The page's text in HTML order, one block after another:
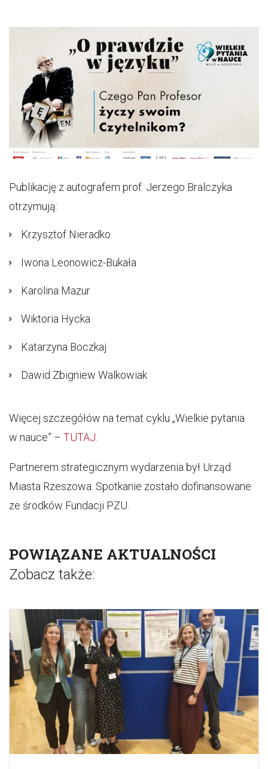
Publikację z autografem prof. Jerzego Bralczyka
otrzymują:
Krzysztof Nieradko
Iwona Leonowicz-Bukała
Karolina Mazur
Wiktoria Hycka
Katarzyna Boczkaj
Dawid Zbigniew Walkowiak
Więcej szczegółów na temat cyklu „Wielkie pytania
w nauce” – TUTAJ.
Partnerem strategicznym wydarzenia był Urząd
Miasta Rzeszowa. Spotkanie zostało dofinansowane
ze środków Fundacji PZU.
POWIĄZANE AKTUALNOŚCI
Zobacz także: